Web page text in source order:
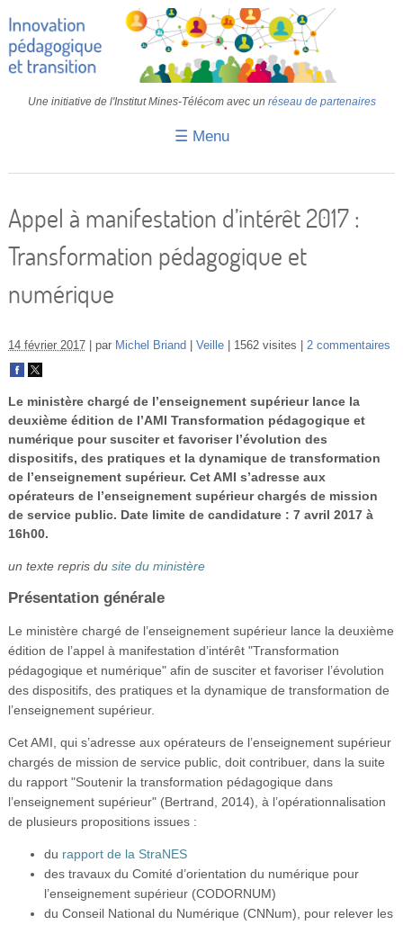
Une initiative de l'Institut Mines-Télécom avec un réseau de partenaires
☰ Menu
Transition
IMT
Vidéos
S’inscrire
Se connecter
Appel à manifestation d’intérêt 2017 :
Transformation pédagogique et
numérique
14 février 2017 par Michel Briand Veille 1562 visites 2 commentaires
Le ministère chargé de l’enseignement supérieur lance la
deuxième édition de l’AMI Transformation pédagogique et
numérique pour susciter et favoriser l’évolution des
dispositifs, des pratiques et la dynamique de transformation
de l’enseignement supérieur. Cet AMI s’adresse aux
opérateurs de l’enseignement supérieur chargés de mission
de service public. Date limite de candidature : 7 avril 2017 à
16h00.
un texte repris du site du ministère
Présentation générale
Le ministère chargé de l’enseignement supérieur lance la deuxième
édition de l’appel à manifestation d’intérêt "Transformation
pédagogique et numérique" afin de susciter et favoriser l’évolution
des dispositifs, des pratiques et la dynamique de transformation de
l’enseignement supérieur.
Cet AMI, qui s’adresse aux opérateurs de l’enseignement supérieur
chargés de mission de service public, doit contribuer, dans la suite
du rapport "Soutenir la transformation pédagogique dans
l’enseignement supérieur" (Bertrand, 2014), à l’opérationnalisation
de plusieurs propositions issues :
du rapport de la StraNES
des travaux du Comité d’orientation du numérique pour
l’enseignement supérieur (CODORNUM)
du Conseil National du Numérique (CNNum), pour relever les